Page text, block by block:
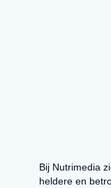
Bij Nutrimedia
heldere en